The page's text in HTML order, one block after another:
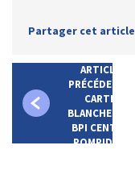
Partager cet article
ARTICLE
PRÉCÉDENT :
CARTE
BLANCHE À LA
BPI CENTRE
POMPIDOU